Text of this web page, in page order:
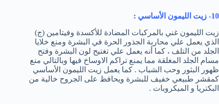
10- زيت الليمون الأساسي :
زيت الليمون غني بالمركبات المضادة للأكسدة وفيتامين (ج)
الذي يعمل علي محاربة الجذور الحرة في البشرة ومنع خلايا
الجلد من التلف ، كما أنه يعمل علي تغتيح لون البشرة وفتح
مسام الجلد المغلقة مما يمنع تراكم الاوساخ فيها وبالتالي منع
ظهور البثور وحب الشباب . كما يعمل زيت الليمون الأساسي
كمقشر طبيعي خفيف للبشرة ويحافظ على الجروح خالية من
البكتريا و الميكروبات .